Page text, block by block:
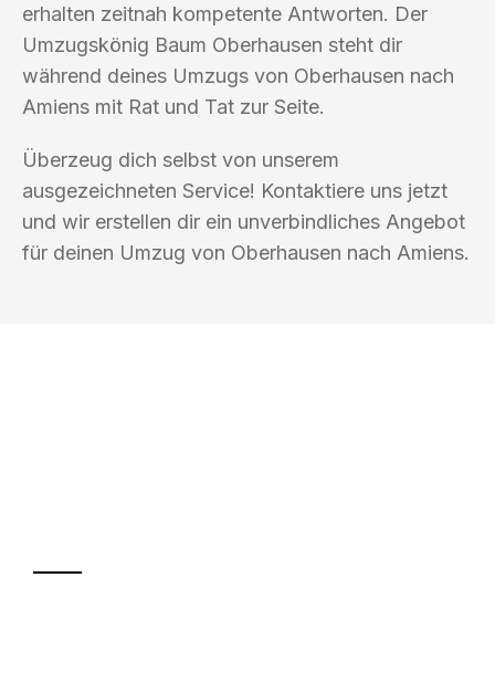
erhalten zeitnah kompetente Antworten. Der
Umzugskönig Baum Oberhausen steht dir
während deines Umzugs von Oberhausen nach
Amiens mit Rat und Tat zur Seite.
Überzeug dich selbst von unserem
ausgezeichneten Service! Kontaktiere uns jetzt
und wir erstellen dir ein unverbindliches Angebot
für deinen Umzug von Oberhausen nach Amiens.